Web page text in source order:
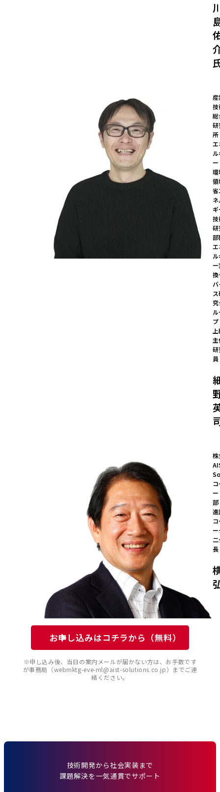
所
プ
員
長
お申し込みはコチラから（無料）
※申し込み後、当日の案内メールが届かない方は、お手数です
が事務局（webmktg-eve-ml@aist-solutions.co.jp）までご連
絡ください。
技術開発から社会実装まで
課題解決を一気通貫でサポート